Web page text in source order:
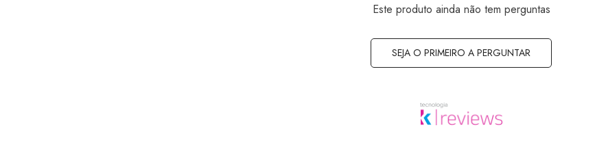
Este produto ainda não tem perguntas
SEJA O PRIMEIRO A PERGUNTAR